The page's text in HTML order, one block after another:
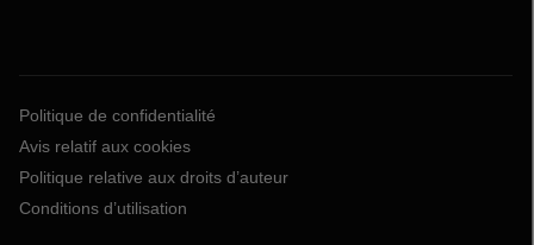
Politique de confidentialité
Avis relatif aux cookies
Politique relative aux droits d’auteur
Conditions d’utilisation